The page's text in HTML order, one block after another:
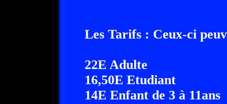
Les Tarifs : Ceux-ci
22E Adulte
16,50E Etudiant
14E Enfant de 3 à 11ans